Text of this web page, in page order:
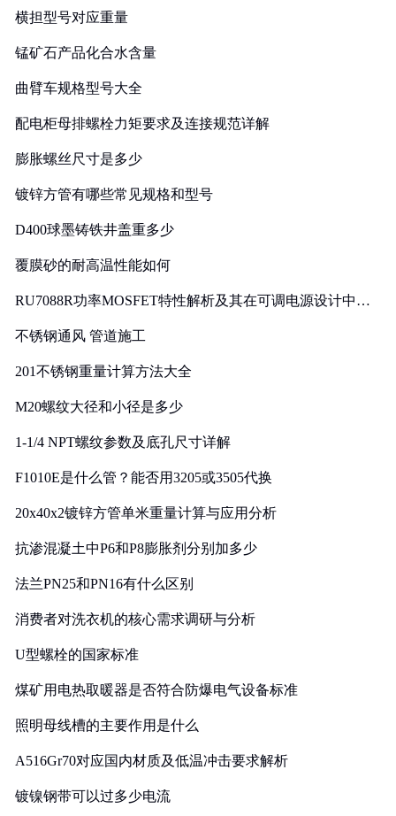
横担型号对应重量
锰矿石产品化合水含量
曲臂车规格型号大全
配电柜母排螺栓力矩要求及连接规范详解
膨胀螺丝尺寸是多少
镀锌方管有哪些常见规格和型号
D400球墨铸铁井盖重多少
覆膜砂的耐高温性能如何
RU7088R功率MOSFET特性解析及其在可调电源设计中的
不锈钢通风 管道施工
201不锈钢重量计算方法大全
M20螺纹大径和小径是多少
1-1/4 NPT螺纹参数及底孔尺寸详解
F1010E是什么管？能否用3205或3505代换
20x40x2镀锌方管单米重量计算与应用分析
抗渗混凝土中P6和P8膨胀剂分别加多少
法兰PN25和PN16有什么区别
消费者对洗衣机的核心需求调研与分析
U型螺栓的国家标准
煤矿用电热取暖器是否符合防爆电气设备标准
照明母线槽的主要作用是什么
A516Gr70对应国内材质及低温冲击要求解析
镀镍钢带可以过多少电流